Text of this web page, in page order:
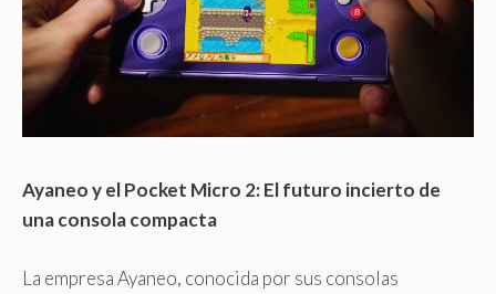
Ayaneo y el Pocket Micro 2: El futuro incierto de
una consola compacta
La empresa Ayaneo, conocida por sus consolas